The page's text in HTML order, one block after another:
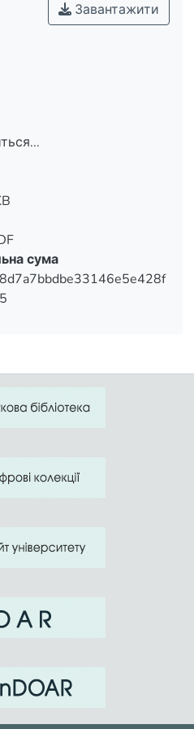
Завантажити
сума